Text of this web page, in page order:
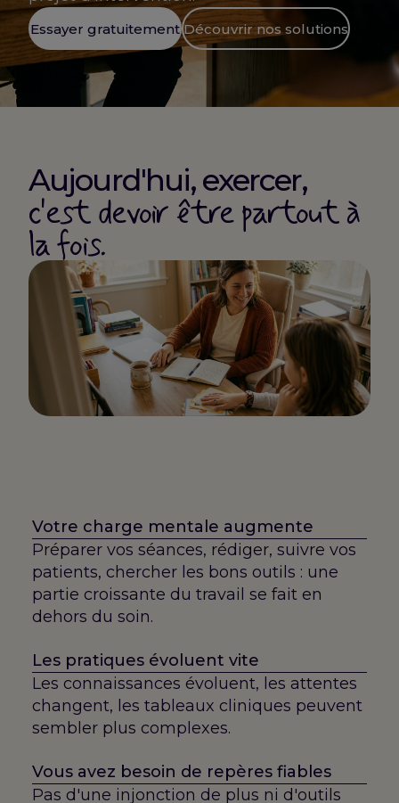
Essayer gratuitement Découvrir nos solutions
Aujourd'hui, exercer,
c'est devoir être partout à
la fois.
Votre charge mentale augmente
Préparer vos séances, rédiger, suivre vos
patients, chercher les bons outils : une
partie croissante du travail se fait en
dehors du soin.
Les pratiques évoluent vite
Les connaissances évoluent, les attentes
changent, les tableaux cliniques peuvent
sembler plus complexes.
Vous avez besoin de repères fiables
Pas d'une injonction de plus ni d'outils